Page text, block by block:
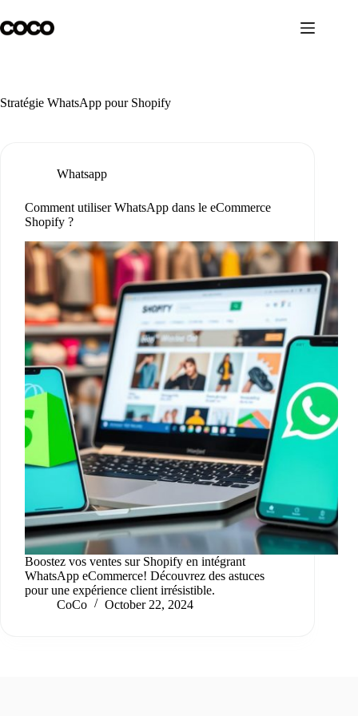
to
content
Stratégie WhatsApp pour Shopify
Whatsapp
Comment utiliser WhatsApp dans le eCommerce
Shopify ?
Boostez vos ventes sur Shopify en intégrant
WhatsApp eCommerce! Découvrez des astuces
pour une expérience client irrésistible.
CoCo
October 22, 2024